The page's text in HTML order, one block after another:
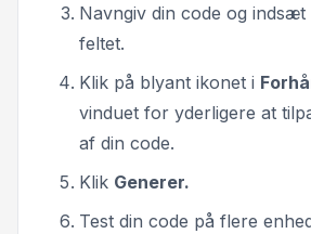
Navngiv din code og indsæt
feltet.
Klik på blyant ikonet i
vinduet for yderligere at
af din code.
Klik Generer.
Test din code på flere